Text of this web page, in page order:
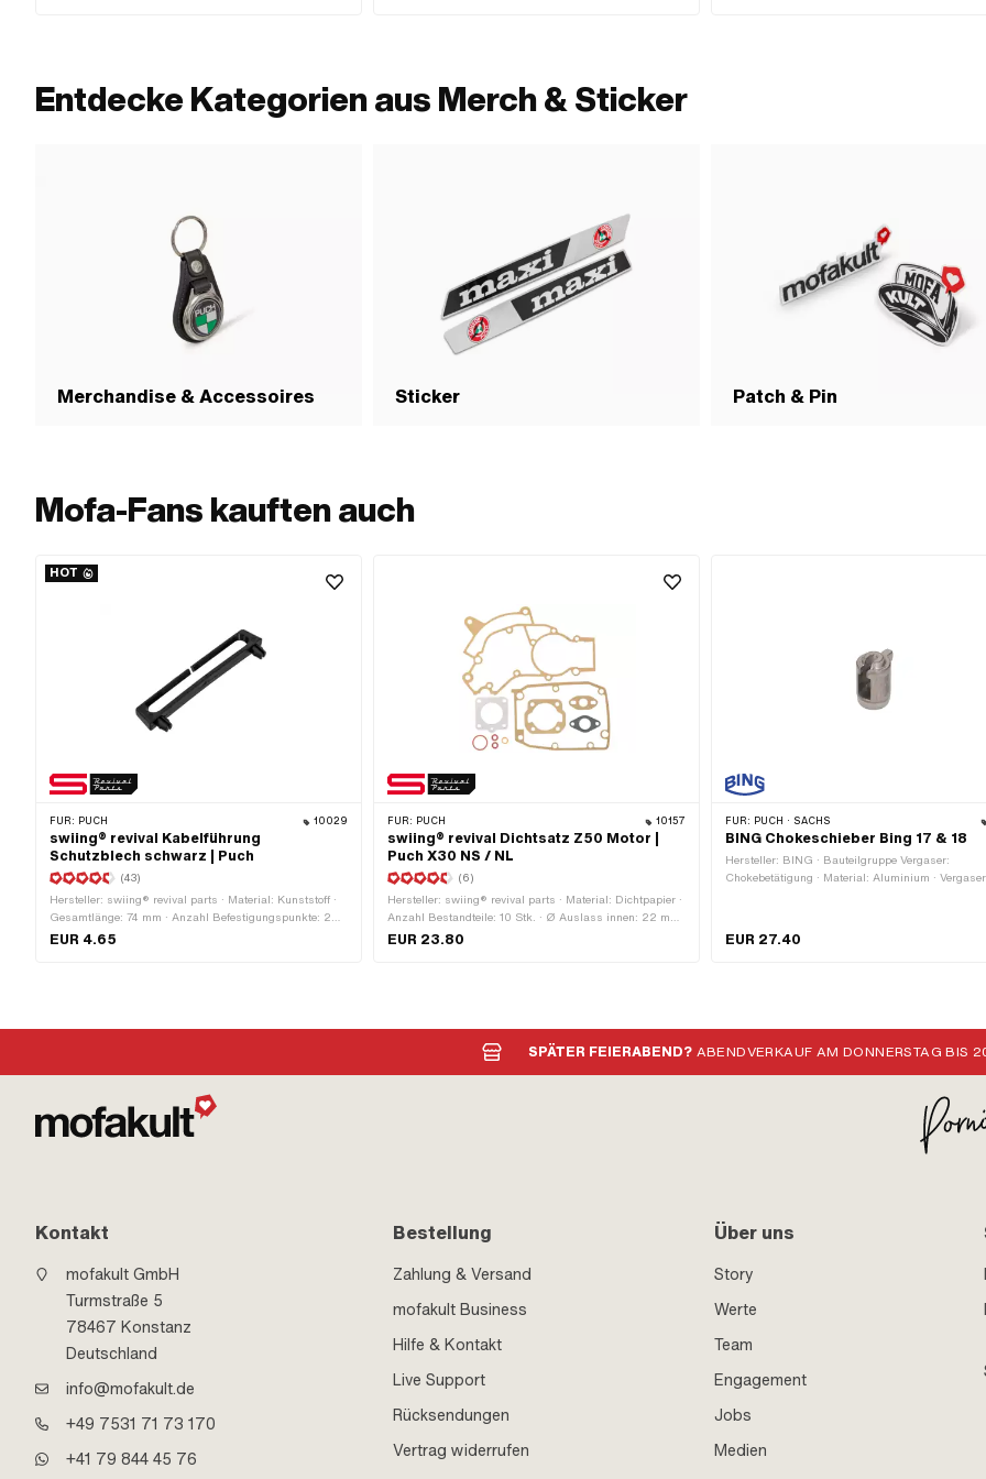
Entdecke Kategorien aus Merch & Sticker
Merchandise & Accessoires Sticker Patch & Pin
Mofa-Fans kauften auch
HOT
FÜR: PUCH 10029
swiing® revival Kabelführung
Schutzblech schwarz | Puch
(43)
Hersteller: swiing® revival parts · Material: Kunststoff ·
Gesamtlänge: 74 mm · Anzahl Befestigungspunkte: 2
Stk. · Lochabstand: 63 mm · Höhe: 12.5 mm ·
EUR 4.65
FÜR: PUCH 10157
swiing® revival Dichtsatz Z50 Motor |
Puch X30 NS / NL
(6)
Hersteller: swiing® revival parts · Material: Dichtpapier ·
Anzahl Bestandteile: 10 Stk. · Ø Auslass innen: 22 mm
· Lochabstand Einlass: 32 - 38 mm · Lochbild [mm]: 44 x
EUR 23.80
FÜR: PUCH · SACHS
BING Chokeschieber Bing 17 & 18
Hersteller: BING · Bauteilgruppe Vergaser:
Chokebetätigung · Material: Aluminium ·
EUR 27.40
SPÄTER FEIERABEND? ABENDVERKAUF AM DONNERSTAG BIS
Kontakt
mofakult GmbH
Turmstraße 5
78467 Konstanz
Deutschland
info@mofakult.de
+49 7531 71 73 170
+41 79 844 45 76
Bestellung
Zahlung & Versand
mofakult Business
Hilfe & Kontakt
Live Support
Rücksendungen
Vertrag widerrufen
Über uns
Story
Werte
Team
Engagement
Jobs
Medien